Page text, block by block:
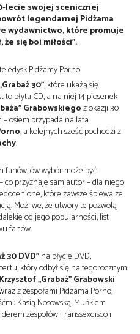
lecie swojej scenicznej
legendarnej Pidżama
wydawnictwo, które promuje
się boi miłości”.
30”, które ukażą się
to płyta CD, a na niej 14 piosenek
Grabowskiegoz okazji 30
osiem przypada na lata
, a kolejnych sześć pochodzi z
.
fanów, ów wybór może być
co przyznaje sam autor – dla niego
które zawsze śpiewa ze
Możliwe, że utwory te pozwolą
od jego popularności, list
fanów.
30 DVD”na płycie DVD,
który odbył się na tegorocznym
Krzysztof „Grabaż” Grabowski
z zespołami Pidżama Porno,
Kasią Nosowską, Muńkiem
zespołów Transsexdisco i